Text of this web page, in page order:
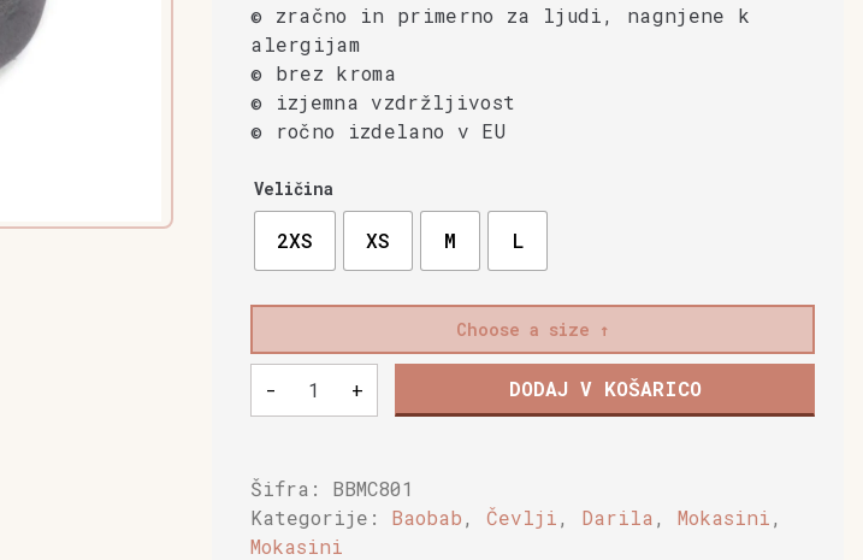
© zračno in primerno za ljudi, nagnjene k
alergijam
© brez kroma
© izjemna vzdržljivost
© ročno izdelano v EU
Veličina
2XS XS M L
Choose a size
otroški
Moccasin
sivi
količina
- + DODAJ V KOŠARICO
Šifra: BBMC801
Kategorije: Baobab, Čevlji, Darila ,Mokasini,
Mokasini